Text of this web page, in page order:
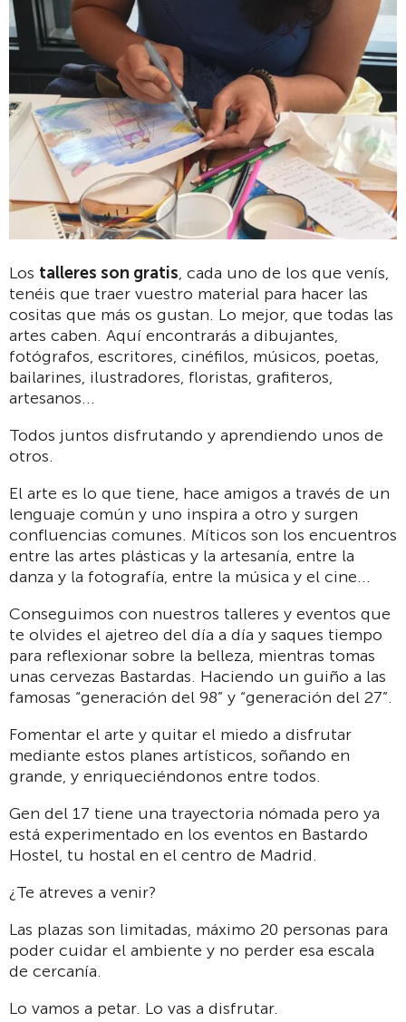
Los talleres son gratis, cada uno de los que venís,
tenéis que traer vuestro material para hacer las
cositas que más os gustan. Lo mejor, que todas las
artes caben. Aquí encontrarás a dibujantes,
fotógrafos, escritores, cinéfilos, músicos, poetas,
bailarines, ilustradores, floristas, grafiteros,
artesanos...
Todos juntos disfrutando y aprendiendo unos de
otros.
El arte es lo que tiene, hace amigos a través de un
lenguaje común y uno inspira a otro y surgen
confluencias comunes. Míticos son los encuentros
entre las artes plásticas y la artesanía, entre la
danza y la fotografía, entre la música y el cine...
Conseguimos con nuestros talleres y eventos que
te olvides el ajetreo del día a día y saques tiempo
para reflexionar sobre la belleza, mientras tomas
unas cervezas Bastardas. Haciendo un guiño a las
famosas “generación del 98” y “generación del 27”.
Fomentar el arte y quitar el miedo a disfrutar
mediante estos planes artísticos, soñando en
grande, y enriqueciéndonos entre todos.
Gen del 17 tiene una trayectoria nómada pero ya
está experimentado en los eventos en Bastardo
Hostel, tu hostal en el centro de Madrid.
¿Te atreves a venir?
Las plazas son limitadas, máximo 20 personas para
poder cuidar el ambiente y no perder esa escala
de cercanía.
Lo vamos a petar. Lo vas a disfrutar.